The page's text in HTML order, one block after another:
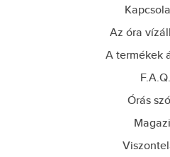
Az óra
A termékek
F.A.Q.
Órás